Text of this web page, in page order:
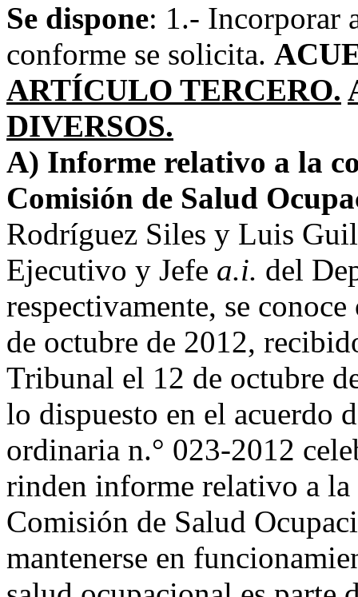
Se dispone: 1.- Incorporar
conforme se solicita.
ARTÍCULO TERCERO.
DIVERSOS.
A) Informe relativo a la
Comisión de Salud
Rodríguez Siles y Luis
Ejecutivo y Jefe a.i. del
respectivamente, se
de octubre de 2012,
Tribunal el 12 de octubre
lo dispuesto en el acuerdo
ordinaria n.° 023-2012
rinden informe relativo a la
Comisión de Salud
mantenerse en